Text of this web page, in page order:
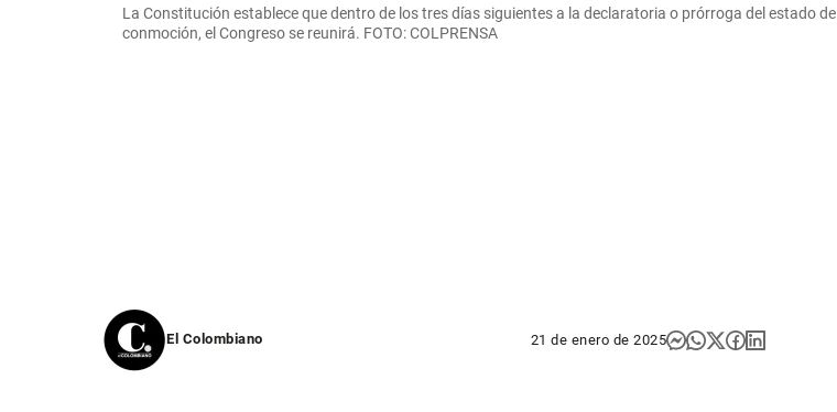
La Constitución establece que dentro de los tres días siguientes a la declaratoria o prórroga del estado de
conmoción, el Congreso se reunirá. FOTO: COLPRENSA
El Colombiano 21 de enero de 2025